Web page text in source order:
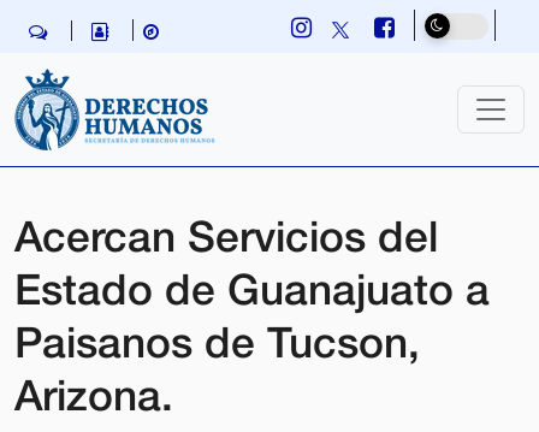
Acercan Servicios del
Estado de Guanajuato a
Paisanos de Tucson,
Arizona.